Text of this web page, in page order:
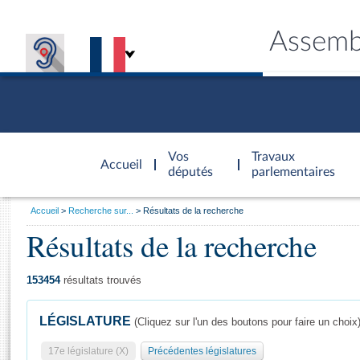
Accueil
d'accueil
Vos
députés
Travaux
parlementaires
Général
Vous
Accueil Recherche sur... Résultats de la recherche
Résultats de la recherche
153454résultats trouvés
LÉGISLATURE (Cliquez sur l'un des boutons pour faire un choix)
17e législature (X) Précédentes législatures